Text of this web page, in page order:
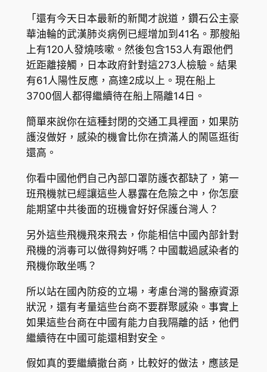
「還有今天日本最新的新聞才說道，鑽石公主豪
華油輪的武漢肺炎病例已經增加到41名。那艘船
上有120人發燒咳嗽。然後包含153人有跟他們
近距離接觸，日本政府針對這273人檢驗。結果
有61人陽性反應，高達2成以上。現在船上
3700個人都得繼續待在船上隔離14日。
簡單來說你在這種封閉的交通工具裡面，如果防
護沒做好，感染的機會比你在擠滿人的鬧區逛街
還高。
你看中國他們自己內部口罩防護衣都缺了，第一
班飛機就已經讓這些人暴露在危險之中，你怎麼
能期望中共後面的班機會好好保護台灣人？
另外這些飛機飛來飛去，你能相信中國內部針對
飛機的消毒可以做得夠好嗎？中國載過感染者的
飛機你敢坐嗎？
所以站在國內防疫的立場，考慮台灣的醫療資源
狀況，還有考量這些台商不要群聚感染。事實上
如果這些台商在中國有能力自我隔離的話，他們
繼續待在中國可能還相對安全。
假如真的要繼續撤台商，比較好的做法，應該是